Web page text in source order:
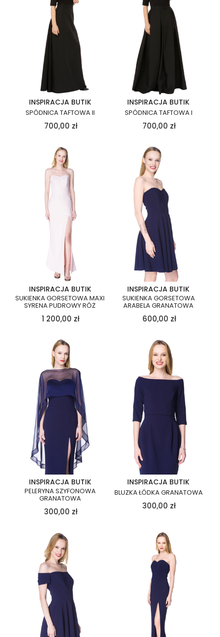
INSPIRACJA BUTIK
SPÓDNICA TAFTOWA II
700,00 zł
INSPIRACJA BUTIK
SPÓDNICA TAFTOWA I
700,00 zł
INSPIRACJA BUTIK
SUKIENKA GORSETOWA MAXI
SYRENA PUDROWY RÓŻ
1 200,00 zł
INSPIRACJA BUTIK
SUKIENKA GORSETOWA
ARABELA GRANATOWA
600,00 zł
INSPIRACJA BUTIK
PELERYNA SZYFONOWA
GRANATOWA
300,00 zł
INSPIRACJA BUTIK
BLUZKA ŁÓDKA GRANATOWA
300,00 zł